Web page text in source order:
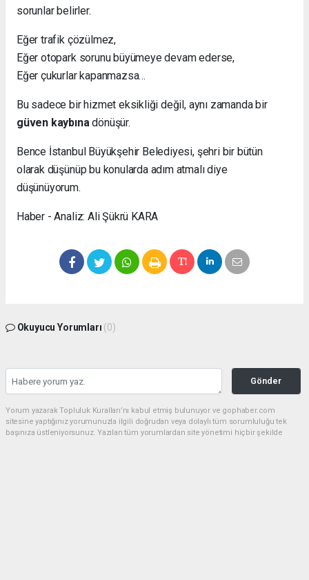
sorunlar belirler.
Eğer trafik çözülmez,
Eğer otopark sorunu büyümeye devam ederse,
Eğer çukurlar kapanmazsa…
Bu sadece bir hizmet eksikliği değil, aynı zamanda bir
güven kaybına dönüşür.
Bence İstanbul Büyükşehir Belediyesi, şehri bir bütün
olarak düşünüp bu konularda adım atmalı diye
düşünüyorum.
Haber - Analiz: Ali Şükrü KARA
Okuyucu Yorumları (0)
Gönder
Yorum yazarak Topluluk Kuralları’nı kabul etmiş bulunuyor ve gophaber.com
sitesine yaptığınız yorumunuzla ilgili doğrudan veya dolaylı tüm sorumluluğu tek
başınıza üstleniyorsunuz. Yazılan tüm yorumlardan site yönetimi hiçbir şekilde